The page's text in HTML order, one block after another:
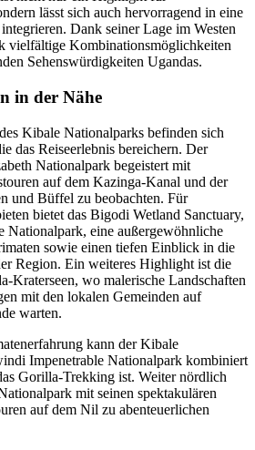
lässt sich auch hervorragend in eine
integrieren. Dank seiner Lage im Westen
vielfältige Kombinationsmöglichkeiten
Sehenswürdigkeiten Ugandas.
in der Nähe
Kibale Nationalparks befinden sich
das Reiseerlebnis bereichern. Der
Nationalpark begeistert mit
auf dem Kazinga-Kanal und der
und Büffel zu beobachten. Für
bietet das Bigodi Wetland Sanctuary,
Nationalpark, eine außergewöhnliche
sowie einen tiefen Einblick in die
Region. Ein weiteres Highlight ist die
Kraterseen, wo malerische Landschaften
mit den lokalen Gemeinden auf
warten.
kann der Kibale
Impenetrable Nationalpark kombiniert
Gorilla-Trekking ist. Weiter nördlich
mit seinen spektakulären
auf dem Nil zu abenteuerlichen